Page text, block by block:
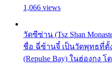
1,066 views
วัดซีซ่าน (Tsz Shan
ชื่อ ฉี่ซ้านจี๋ เป็นวัดพุทธที่ตั้
(Repulse Bay) ในฮ่องกง